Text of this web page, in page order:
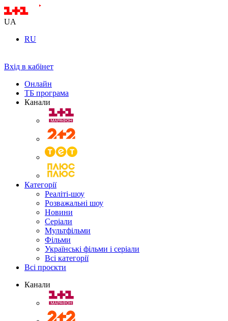
UA
RU
Вхід в кабінет
Онлайн
ТБ програма
Канали
Категорії
Реаліті-шоу
Розважальні шоу
Новини
Серіали
Мультфільми
Фільми
Українські фільми і серіали
Всі категорії
Всі проєкти
Канали